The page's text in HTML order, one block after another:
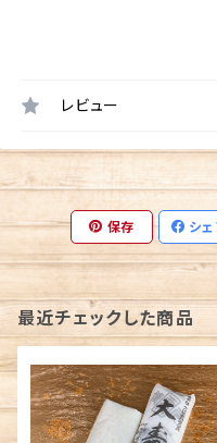
レビュー
保存 シ
最近チェックした商品